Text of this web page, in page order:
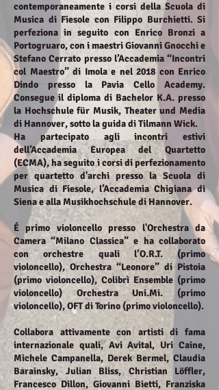
contemporaneamente i corsi della Scuola di
Musica di Fiesole con Filippo Burchietti. Si
perfeziona in seguito con Enrico Bronzi a
Portogruaro, con i maestri Giovanni Gnocchi e
Stefano Cerrato presso l’Accademia “Incontri
col Maestro” di Imola e nel 2018 con Enrico
Dindo presso la Pavia Cello Academy.
Consegue il diploma di Bachelor K.A. presso
la Hochschule für Musik, Theater und Media
di Hannover, sotto la guida di Tilmann Wick.
Ha partecipato agli incontri estivi
dell’Accademia Europea del Quartetto
(ECMA), ha seguito i corsi di perfezionamento
per quartetto d'archi presso la Scuola di
Musica di Fiesole, l’Accademia Chigiana di
Siena e alla Musikhochschule di Hannover.
É primo violoncello presso l'Orchestra da
Camera “Milano Classica” e ha collaborato
con orchestre quali l’O.R.T. (primo
violoncello), Orchestra “Leonore” di Pistoia
(primo violoncello), Colibrì Ensemble (primo
violoncello) Orchestra Uni.Mi. (primo
violoncello), OFT di Torino (primo violoncello).
Collabora attivamente con artisti di fama
internazionale quali, Avi Avital, Uri Caine,
Michele Campanella, Derek Bermel, Claudia
Barainsky, Julian Bliss, Christian Löffler,
Francesco Dillon, Giovanni Bietti, Franziska